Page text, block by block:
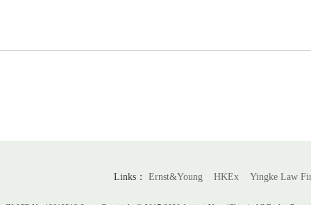
Links： Ernst&Young HKEx Yingke Law